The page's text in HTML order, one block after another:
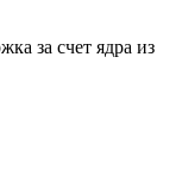
за счет ядра из